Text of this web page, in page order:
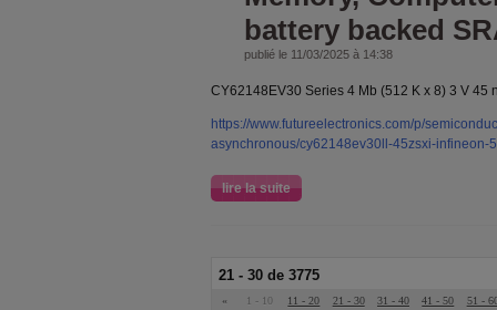
battery backed
publié le 11/03/2025 à 14:38
CY62148EV30 Series 4 Mb (512 K x 8) 3 V 45
https://www.futureelectronics.com/p/
asynchronous/cy62148ev30ll-45zsxi-infineon-
lire la suite
21 - 30 de 3775
« 1 - 10 11 - 20 21 - 30 31 - 40 41 - 50
51 -